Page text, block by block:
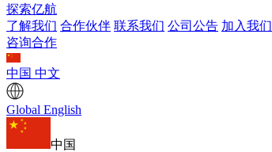
探索亿航
了解我们 合作伙伴 联系我们 公司公告 加入我们
咨询合作
中国 中文
Global English
中国